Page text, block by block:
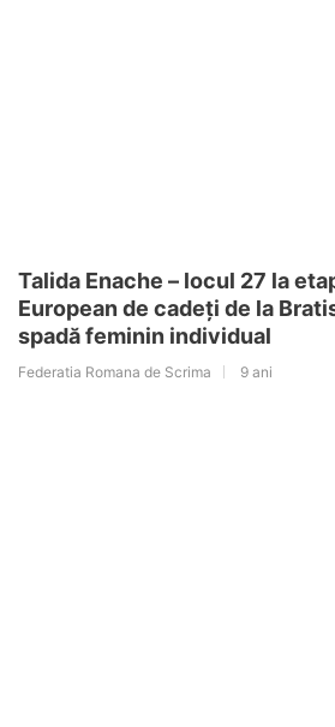
Talida Enache – locul 27 la
European de cadeți de la
spadă feminin individual
Federatia Romana de Scrima 9 ani